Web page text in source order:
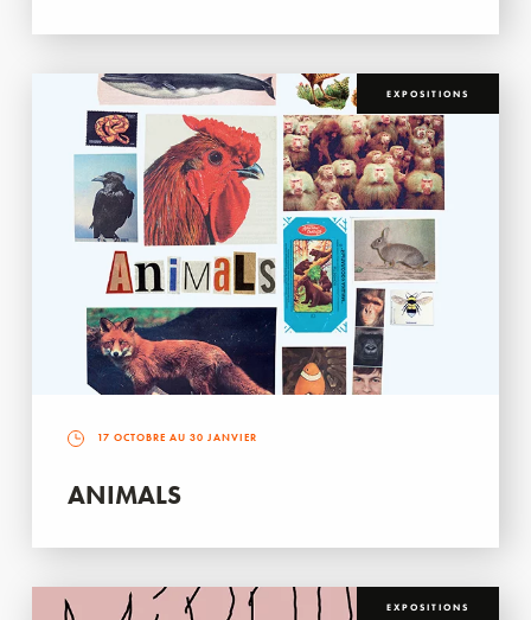
EXPOSITIONS
17 OCTOBRE AU 30 JANVIER
ANIMALS
EXPOSITIONS